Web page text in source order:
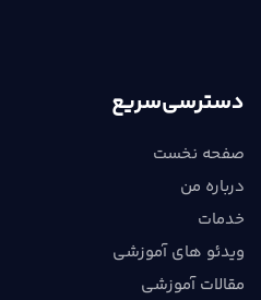
دسترسی‌سریع
صفحه نخست
درباره من
خدمات
ویدئو های آموزشی
مقالات آموزشی